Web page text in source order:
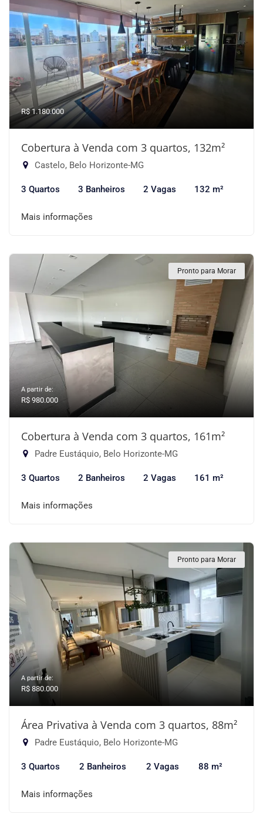
R$ 1.180.000
Cobertura à Venda com 3 quartos, 132m²
Castelo, Belo Horizonte-MG
3 Quartos 3 Banheiros 2 Vagas 132 m²
Mais informações
Pronto para Morar
A partir de:
R$ 980.000
Cobertura à Venda com 3 quartos, 161m²
Padre Eustáquio, Belo Horizonte-MG
3 Quartos 2 Banheiros 2 Vagas 161 m²
Mais informações
Pronto para Morar
A partir de:
R$ 880.000
Área Privativa à Venda com 3 quartos, 88m²
Padre Eustáquio, Belo Horizonte-MG
3 Quartos 2 Banheiros 2 Vagas 88 m²
Mais informações